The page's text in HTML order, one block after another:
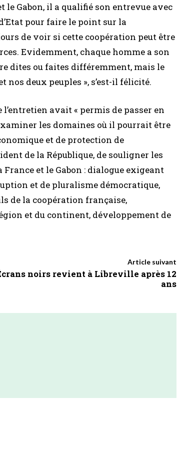
le Gabon, il a qualifié son entrevue avec
pour faire le point sur la
de voir si cette coopération peut être
Evidemment, chaque homme a son
dites ou faites différemment, mais le
deux peuples », s’est-il félicité.
avait « permis de passer en
les domaines où il pourrait être
et de protection de
de la République, de souligner les
et le Gabon : dialogue exigeant
et de pluralisme démocratique,
de la coopération française,
et du continent, développement de
Article suivant
noirs revient à Libreville après 12
ans